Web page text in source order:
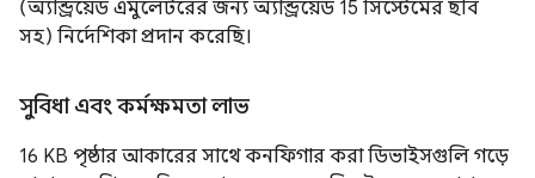
(অ্যান্ড্রয়েড এমুলেটরের জন্য অ্যান্ড্রয়েড 15 সিস্টেমের ছবি
সহ) নির্দেশিকা প্রদান করেছি।
সুবিধা এবং কর্মক্ষমতা লাভ
16 KB পৃষ্ঠার আকারের সাথে কনফিগার করা ডিভাইসগুলি গড়ে